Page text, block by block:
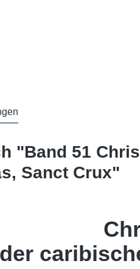
"Band 51
Sanct Crux"